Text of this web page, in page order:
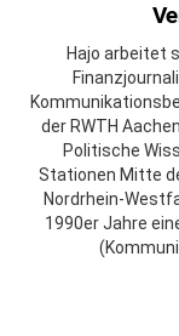
Hajo arbeitet
der RWTH
Politische
Stationen Mitte
Nordrhein-
1990er Jahre